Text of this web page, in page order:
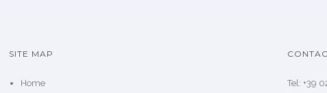
SITE MAP
Home
Tel: +39